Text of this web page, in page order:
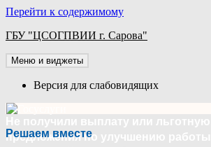
Перейти к содержимому
ГБУ "ЦСОГПВИИ г. Сарова"
Меню и виджеты
Версия для слабовидящих
Решаем вместе
предложения по улучшению работы